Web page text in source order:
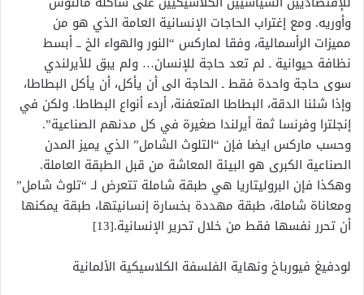
وأوريه. ومع إغتراب الحاجات الإنسانية العامة الذي هو من
مميزات الرأسمالية، وفقا لماركس “النور والهواء الخ ــ أبسط
نظافة حيوانية ـ لم تعد حاجة للإنسان… ولم يبق للأيرلندي
سوى حاجة واحدة فقط ـ الحاجة الى أن يأكل، أن يأكل البطاطا،
وإذا شئنا الدقة، البطاطا المتعفنة، أردء أنواع البطاطا. ولكن في
إنجلترا وفرنسا ثمة أيرلندا صغيرة في كل مدنهم الصناعية”.
وحسب ماركس ايضا فإن “التلوث الشامل” الذي يميز المدن
الصناعية الكبرى هو البيئة المعاشة من قبل الطبقة العاملة.
وهكذا فإن البروليتاريا هي طبقة شاملة تتعرض لـ “تلوث شامل”
ومعاناة شاملة، طبقة مهددة بخسارة إنسانيتها، طبقة يمكنها
أن تحرر نفسها فقط من خلال تحرير الإنسانية.[13]
لودفيغ فيورباخ ونهاية الفلسفة الكلاسيكية الألمانية